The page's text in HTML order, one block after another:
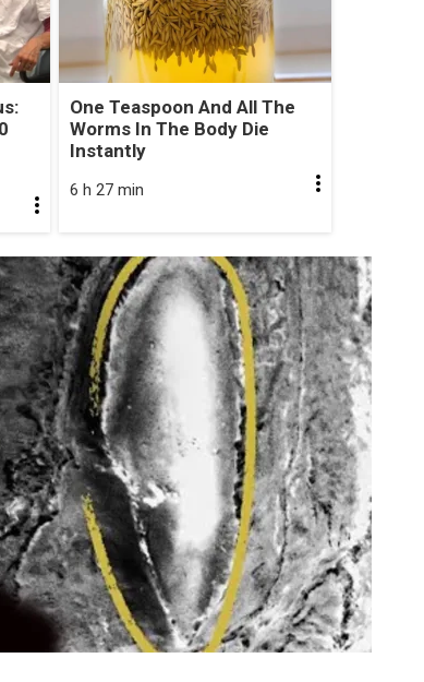
One Teaspoon And All The
Worms In The Body Die
Instantly
6 h 27 min